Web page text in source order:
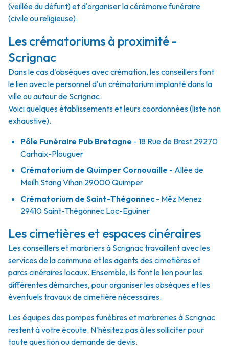
(veillée du défunt) et d'organiser la cérémonie funéraire
(civile ou religieuse).
Les crématoriums à proximité -
Scrignac
Dans le cas d'obsèques avec crémation, les conseillers font
le lien avec le personnel d'un crématorium implanté dans la
ville ou autour de Scrignac.
Voici quelques établissements et leurs coordonnées (liste non
exhaustive).
Pôle Funéraire Pub Bretagne - 18 Rue de Brest 29270
Carhaix-Plouguer
Crématorium de Quimper Cornouaille - Allée de
Meilh Stang Vihan 29000 Quimper
Crématorium de Saint-Thégonnec - Mêz Menez
29410 Saint-Thégonnec Loc-Eguiner
Les cimetières et espaces cinéraires
Les conseillers et marbriers à Scrignac travaillent avec les
services de la commune et les agents des cimetières et
parcs cinéraires locaux. Ensemble, ils font le lien pour les
différentes démarches, pour organiser les obsèques et les
éventuels travaux de cimetière nécessaires.
Les équipes des pompes funèbres et marbreries à Scrignac
restent à votre écoute. N'hésitez pas à les solliciter pour
toute question ou demande de devis.